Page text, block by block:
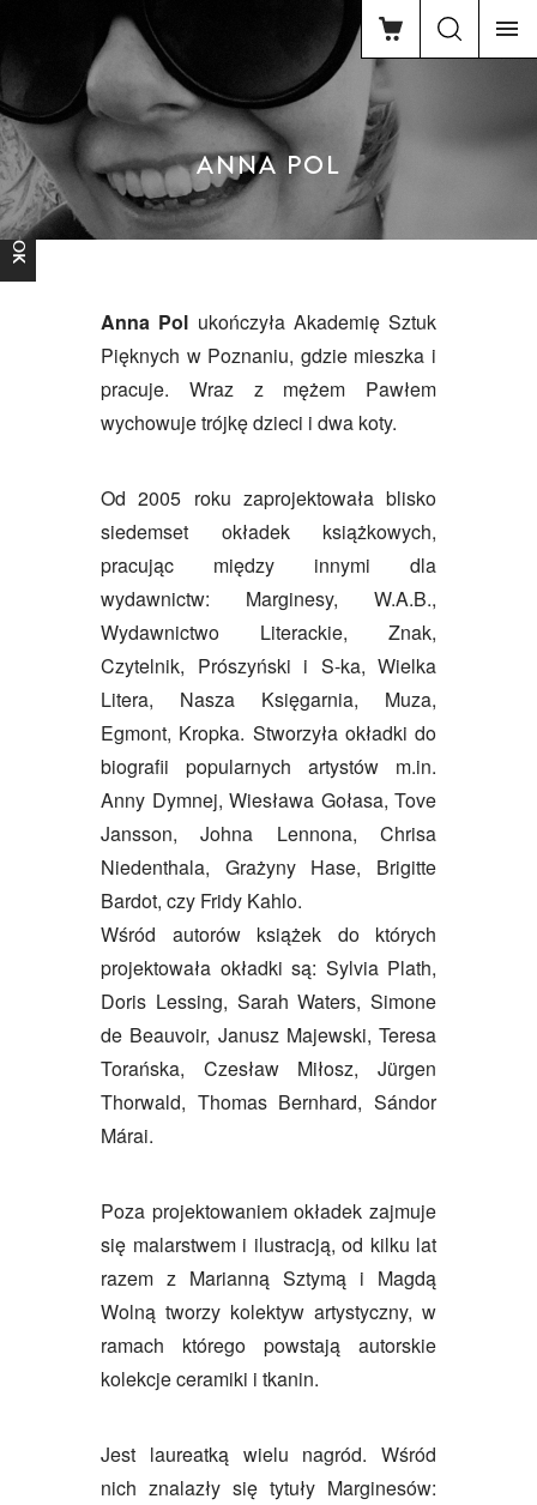
ANNA POL
FACEBOOK
Anna Pol ukończyła Akademię Sztuk
Pięknych w Poznaniu, gdzie mieszka i
pracuje. Wraz z mężem Pawłem
wychowuje trójkę dzieci i dwa koty.
Od 2005 roku zaprojektowała blisko
siedemset okładek książkowych,
pracując między innymi dla
wydawnictw: Marginesy, W.A.B.,
Wydawnictwo Literackie, Znak,
Czytelnik, Prószyński i S-ka, Wielka
Litera, Nasza Księgarnia, Muza,
Egmont, Kropka. Stworzyła okładki do
biografii popularnych artystów m.in.
Anny Dymnej, Wiesława Gołasa, Tove
Jansson, Johna Lennona, Chrisa
Niedenthala, Grażyny Hase, Brigitte
Bardot, czy Fridy Kahlo.
Wśród autorów książek do których
projektowała okładki są: Sylvia Plath,
Doris Lessing, Sarah Waters, Simone
de Beauvoir, Janusz Majewski, Teresa
Torańska, Czesław Miłosz, Jürgen
Thorwald, Thomas Bernhard, Sándor
Márai.
Poza projektowaniem okładek zajmuje
się malarstwem i ilustracją, od kilku lat
razem z Marianną Sztymą i Magdą
Wolną tworzy kolektyw artystyczny, w
ramach którego powstają autorskie
kolekcje ceramiki i tkanin.
Jest laureatką wielu nagród. Wśród
nich znalazły się tytuły Marginesów: